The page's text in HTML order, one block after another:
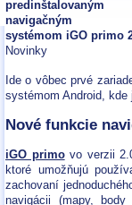
predinštalovaným
navigačným
systémom iGO primo
Novinky
Ide o vôbec prvé
systémom Android,
Nové funkcie
iGO primovo verzii
ktoré umožňujú
zachovaní
navigácii (mapy,